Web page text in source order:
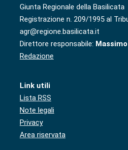
Giunta Regionale della Basilicata
Registrazione n. 209/1995 al
agr@regione.basilicata.it
Direttore responsabile:
Redazione
Link utili
Lista RSS
Note legali
Privacy
Area riservata